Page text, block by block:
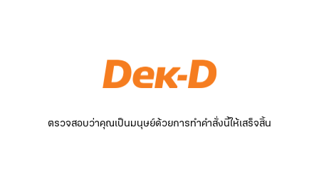
ตรวจสอบว่าคุณเป็นมนุษย์ด้วยการทำคำสั่งนี้ให้เสร็จสิ้น